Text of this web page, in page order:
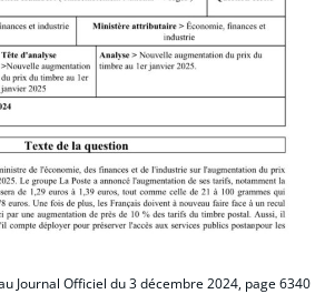
Journal Officiel du 3 décembre 2024, page 6340